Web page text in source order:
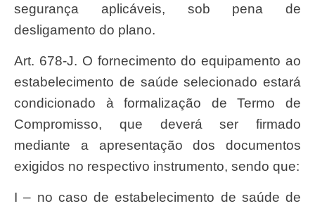
segurança aplicáveis, sob pena de
desligamento do plano.
Art. 678-J. O fornecimento do equipamento ao
estabelecimento de saúde selecionado estará
condicionado à formalização de Termo de
Compromisso, que deverá ser firmado
mediante a apresentação dos documentos
exigidos no respectivo instrumento, sendo que:
I – no caso de estabelecimento de saúde de